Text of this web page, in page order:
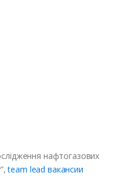
нафтогазових
team lead вакансии